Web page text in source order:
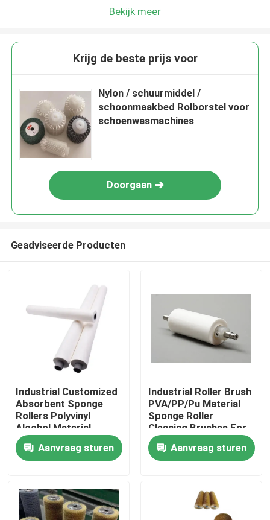
Thuis
Producten
Over ons
Bekijk meer
Krijg de beste prijs voor
Nylon / schuurmiddel /
schoonmaakbed Rolborstel voor
schoenwasmachines
Doorgaan
Geadviseerde Producten
Industrial Customized
Absorbent Sponge
Rollers Polyvinyl
Alcohol Material
Absorb Water Sponge
Roller For Glass
Industry
Aanvraag sturen
Industrial Roller Brush
PVA/PP/Pu Material
Sponge Roller
Cleaning Brushes For
Glass Industry
CleaningAanvraag sturen